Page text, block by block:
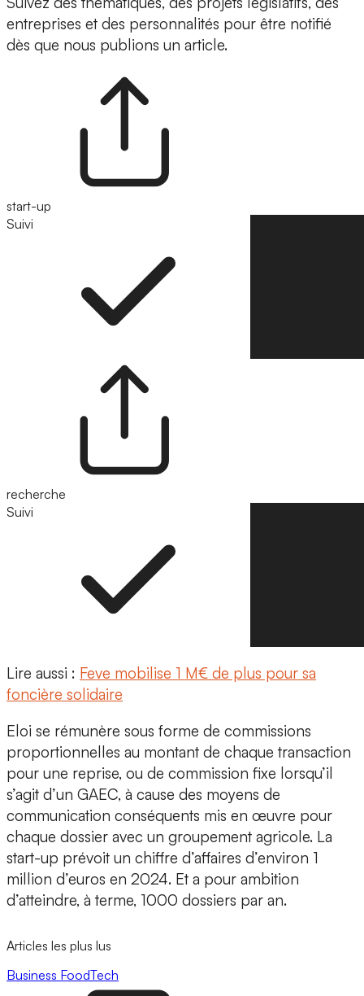
entreprises et des personnalités pour être notifié
dès que nous publions un article.
start-up
Suivi
recherche
Suivi
Lire aussi : Feve mobilise 1 M€ de plus pour sa
foncière solidaire
Eloi se rémunère sous forme de commissions
proportionnelles au montant de chaque transaction
pour une reprise, ou de commission fixe lorsqu’il
s’agit d’un GAEC, à cause des moyens de
communication conséquents mis en œuvre pour
chaque dossier avec un groupement agricole. La
start-up prévoit un chiffre d’affaires d’environ 1
million d’euros en 2024. Et a pour ambition
d’atteindre, à terme, 1000 dossiers par an.
Articles les plus lus
Business FoodTech